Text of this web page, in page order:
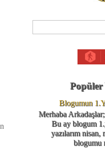
Popüler
Blogumun
Merhaba
Bu ay blogum
yazılarım nisan,
blogumu